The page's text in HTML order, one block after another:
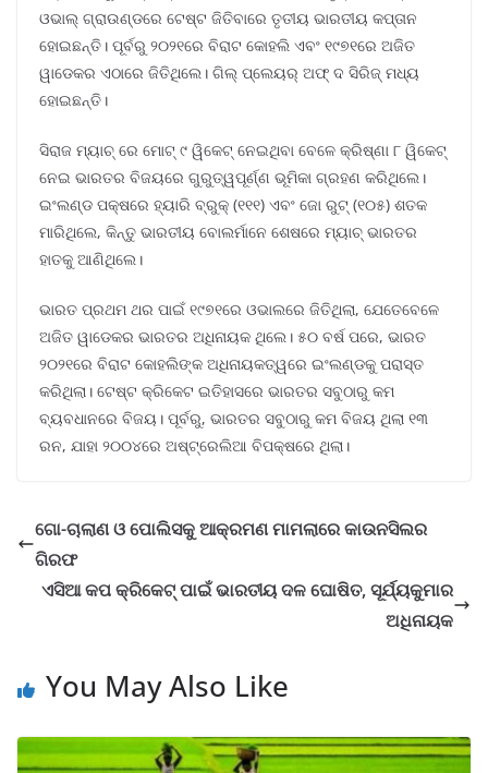
ଓଭାଲ୍ ଗ୍ରାଉଣ୍ଡରେ ଟେଷ୍ଟ ଜିତିବାରେ ତୃତୀୟ ଭାରତୀୟ କପ୍ତାନ
ହୋଇଛନ୍ତି। ପୂର୍ବରୁ ୨୦୨୧ରେ ବିରାଟ କୋହଲି ଏବଂ ୧୯୭୧ରେ ଅଜିତ
ୱାଡେକର ଏଠାରେ ଜିତିଥିଲେ। ଗିଲ୍ ପ୍ଲେୟର୍ ଅଫ୍ ଦ ସିରିଜ୍ ମଧ୍ୟ
ହୋଇଛନ୍ତି।
ସିରାଜ ମ୍ୟାଚ୍ ରେ ମୋଟ୍ ୯ ୱିକେଟ୍ ନେଇଥିବା ବେଳେ କ୍ରିଷ୍ଣା ୮ ୱିକେଟ୍
ନେଇ ଭାରତର ବିଜୟରେ ଗୁରୁତ୍ୱପୂର୍ଣ୍ଣ ଭୂମିକା ଗ୍ରହଣ କରିଥିଲେ।
ଇଂଲଣ୍ଡ ପକ୍ଷରେ ହ୍ୟାରି ବ୍ରୁକ୍ (୧୧୧) ଏବଂ ଜୋ ରୁଟ୍ (୧୦୫) ଶତକ
ମାରିଥିଲେ, କିନ୍ତୁ ଭାରତୀୟ ବୋଲର୍ମାନେ ଶେଷରେ ମ୍ୟାଚ୍ ଭାରତର
ହାତକୁ ଆଣିଥିଲେ।
ଭାରତ ପ୍ରଥମ ଥର ପାଇଁ ୧୯୭୧ରେ ଓଭାଲରେ ଜିତିଥିଲା, ଯେତେବେଳେ
ଅଜିତ ୱାଡେକର ଭାରତର ଅଧିନାୟକ ଥିଲେ। ୫୦ ବର୍ଷ ପରେ, ଭାରତ
୨୦୨୧ରେ ବିରାଟ କୋହଲିଙ୍କ ଅଧିନାୟକତ୍ୱରେ ଇଂଲଣ୍ଡକୁ ପରାସ୍ତ
କରିଥିଲା। ଟେଷ୍ଟ କ୍ରିକେଟ ଇତିହାସରେ ଭାରତର ସବୁଠାରୁ କମ
ବ୍ୟବଧାନରେ ବିଜୟ। ପୂର୍ବରୁ, ଭାରତର ସବୁଠାରୁ କମ ବିଜୟ ଥିଲା ୧୩
ରନ, ଯାହା ୨୦୦୪ରେ ଅଷ୍ଟ୍ରେଲିଆ ବିପକ୍ଷରେ ଥିଲା।
ଗୋ-ଚାଲାଣ ଓ ପୋଲିସକୁ ଆକ୍ରମଣ ମାମଲାରେ କାଉନସିଲର
ଗିରଫ
ଏସିଆ କପ କ୍ରିକେଟ୍ ପାଇଁ ଭାରତୀୟ ଦଳ ଘୋଷିତ, ସୂର୍ଯ୍ୟକୁମାର
ଅଧିନାୟକ
You May Also Like